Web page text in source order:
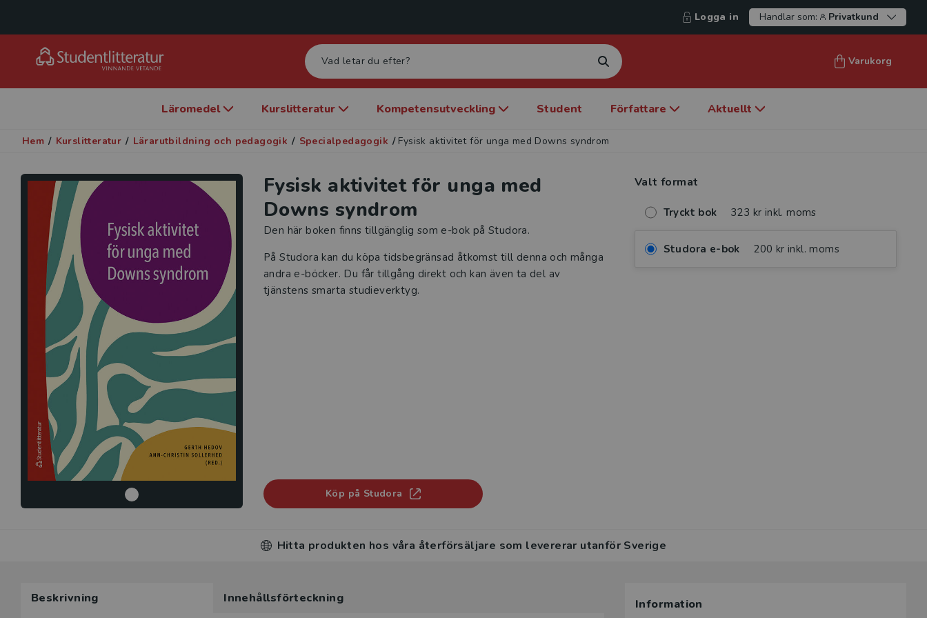
Logga in Handlar som: Privatkund
Varukorg
Läromedel Kurslitteratur Kompetensutveckling Student Författare Aktuellt
Hem / Kurslitteratur / Lärarutbildning och pedagogik / Specialpedagogik / Fysisk aktivitet för unga med Downs syndrom
Fysisk aktivitet för unga med
Downs syndrom
Den här boken finns tillgänglig som e-bok på Studora.
På Studora kan du köpa tidsbegränsad åtkomst till denna och många
andra e-böcker. Du får tillgång direkt och kan även ta del av
tjänstens smarta studieverktyg.
Köp på Studora
Valt format
Tryckt bok 323 kr inkl. moms
Studora e-bok 200 kr inkl. moms
Hitta produkten hos våra återförsäljare som levererar utanför Sverige
Beskrivning Innehållsförteckning Information